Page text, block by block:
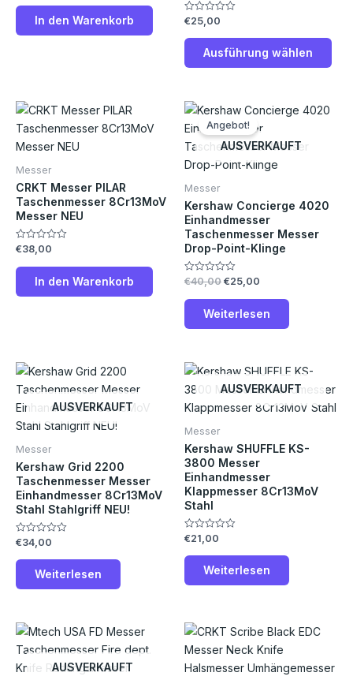
0
In den Warenkorb
Bewertet
0
€25,00
Ausführung wählen
Messer
CRKT Messer PILAR
Taschenmesser 8Cr13MoV
Messer NEU
Bewertet
0
€38,00
In den Warenkorb
AUSVERKAUFT
Angebot!
Messer
Kershaw Concierge 4020
Einhandmesser
Taschenmesser Messer
Drop-Point-Klinge
Bewertet
0
€40,00
Ursprünglicher
Preis
war:
€40,00
€25,00
Aktueller
ist:
€25,00.
Weiterlesen
AUSVERKAUFT
Messer
Kershaw Grid 2200
Taschenmesser Messer
Einhandmesser 8Cr13MoV
Stahl Stahlgriff NEU!
Bewertet
0
€34,00
Weiterlesen
AUSVERKAUFT
Messer
Kershaw SHUFFLE KS-
3800 Messer
Einhandmesser
Klappmesser 8Cr13MoV
Stahl
Bewertet
0
€21,00
Weiterlesen
AUSVERKAUFT